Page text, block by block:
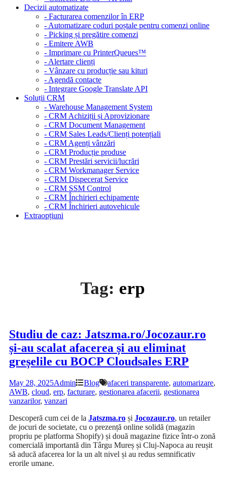
Decizii automatizate
- Facturarea comenzilor în ERP
- Automatizare coduri poștale pentru comenzi online
- Picking și pregătire comenzi
- Emitere AWB
- Imprimare cu PrinterQueues™
- Alertare clienți
- Vânzare cu producție sau kituri
- Agendă contacte
- Integrare Google Translate API
Soluții CRM
- Warehouse Management System
- CRM Achiziții și Aprovizionare
- CRM Document Management
- CRM Sales Leads/Clienți potențiali
- CRM Agenți vânzări
- CRM Producție produse
- CRM Prestări servicii/lucrări
- CRM Workmanager Service
- CRM Dispecerat Service
- CRM SSM Control
- CRM Închirieri echipamente
- CRM Închirieri autovehicule
Extraopțiuni
Tag: erp
Studiu de caz: Jatszma.ro/Jocozaur.ro
și-au scalat afacerea și au eliminat
greșelile cu BOCP Cloudsales ERP
May 28, 2025Admin Blog afaceri transparente, automarizare,
AWB, cloud, erp, facturare, gestionarea afacerii, gestionarea
vanzarilor, vanzari
Descoperă cum cei de la Jatszma.ro și Jocozaur.ro, un retailer
de jocuri de societate, cu o prezență online solidă (magazin
propriu pe platforma Shopify) și două magazine fizice într-o zonă
comercială importantă din Târgu Mureș și Cluj-Napoca au reușit
să aducă afacerea lor la un alt nivel și au redus semnificativ
erorile umane.